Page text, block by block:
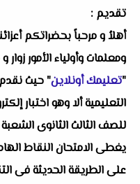
تقديم :
أهلاُ و مرحباً بحضراتكم
ومعلمات وأولياء الأمور
"تعليمك أونلاين" حيث نقدم
التعليمية ألا وهو اختبار
يغطى الامتحان النقاط
على الطريقة الحديثة فى